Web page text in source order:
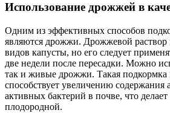
Использование дрожжей в
Одним из эффективных способов
являются дрожжи. Дрожжевой раствор
видов капусты, но его следует
две недели после пересадки. Можно
так и живые дрожжи. Такая подкормка
способствует увеличению содержания
активных бактерий в почве, что
плодородной.